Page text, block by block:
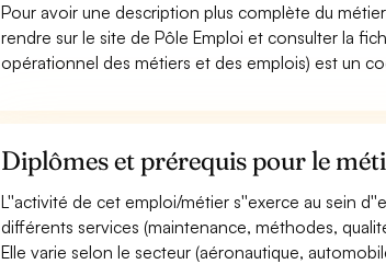
Pour avoir une description plus complète du
rendre sur le site de Pôle Emploi et consulter la
opérationnel des métiers et des emplois) est un
Diplômes et prérequis pour le
L''activité de cet emploi/métier s''exerce au sein
différents services (maintenance, méthodes,
Elle varie selon le secteur (aéronautique,